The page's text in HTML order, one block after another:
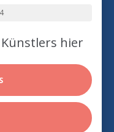
hier